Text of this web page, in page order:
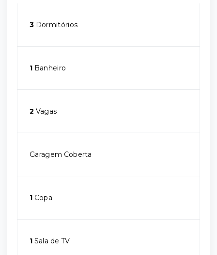
3 Dormitórios
1 Banheiro
2 Vagas
Garagem Coberta
1 Copa
1 Sala de TV